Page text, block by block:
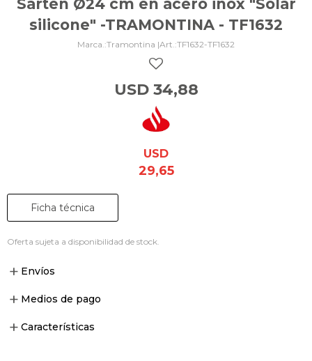
Sartén Ø24 cm en acero inox "Solar
silicone" -TRAMONTINA - TF1632
Tramontina | TF1632-TF1632
USD 34,88
USD
29,65
Ficha técnica
Oferta sujeta a disponibilidad de stock.
Envíos
Medios de pago
Características